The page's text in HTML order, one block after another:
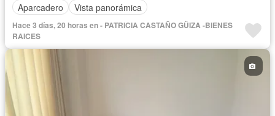
Aparcadero
Vista panorámica
Hace 3 días, 20 horas en - PATRICIA CASTAÑO GÜIZA -BIENES
RAICES